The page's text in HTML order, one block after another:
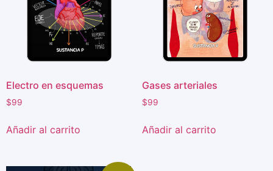
Electro en esquemas
$99
Añadir al carrito
Gases arteriales
$99
Añadir al carrito